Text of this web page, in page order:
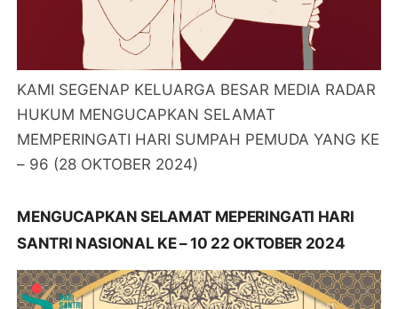
KAMI SEGENAP KELUARGA BESAR MEDIA RADAR
HUKUM MENGUCAPKAN SELAMAT
MEMPERINGATI HARI SUMPAH PEMUDA YANG KE
– 96 (28 OKTOBER 2024)
MENGUCAPKAN SELAMAT MEPERINGATI HARI
SANTRI NASIONAL KE – 10 22 OKTOBER 2024